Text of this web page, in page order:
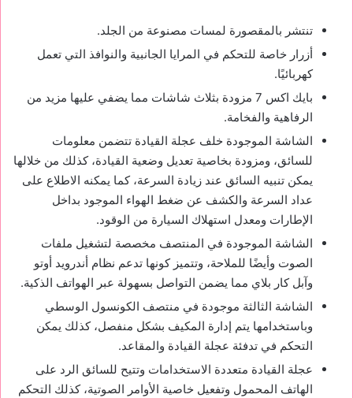
تنتشر بالمقصورة لمسات مصنوعة من الجلد.
أزرار خاصة للتحكم في المرايا الجانبية والنوافذ التي تعمل
كهربائيًا.
بايك اكس 7 مزودة بثلاث شاشات مما يضفي عليها مزيد من
الرفاهية والفخامة.
الشاشة الموجودة خلف عجلة القيادة تتضمن معلومات
للسائق، ومزودة بخاصية تعديل وضعية القيادة، كذلك من خلالها
يمكن تنبيه السائق عند زيادة السرعة، كما يمكنه الاطلاع على
عداد السرعة والكشف عن ضغط الهواء الموجود بداخل
الإطارات ومعدل استهلاك السيارة من الوقود.
الشاشة الموجودة في المنتصف مخصصة لتشغيل ملفات
الصوت وأيضًا للملاحة، وتتميز كونها تدعم نظام أندرويد أوتو
وآبل كار بلاي مما يضمن التواصل بسهولة عبر الهواتف الذكية.
الشاشة الثالثة موجودة في منتصف الكونسول الوسطي
وباستخدامها يتم إدارة المكيف بشكل منفصل، كذلك يمكن
التحكم في تدفئة عجلة القيادة والمقاعد.
عجلة القيادة متعددة الاستخدامات وتتيح للسائق الرد على
الهاتف المحمول وتفعيل خاصية الأوامر الصوتية، كذلك التحكم